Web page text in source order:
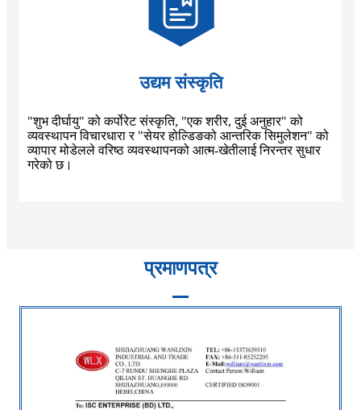
उद्यम संस्कृति
"शुभ दीर्घायु" को कर्पोरेट संस्कृति, "एक शरीर, दुई अनुहार" को
व्यवस्थापन विचारधारा र "सेयर होल्डिङको आन्तरिक सिमुलेशन" को
व्यापार मोडेलले वरिष्ठ व्यवस्थापनको आत्म-खेतीलाई निरन्तर सुधार
गरेको छ।
प्रमाणपत्र